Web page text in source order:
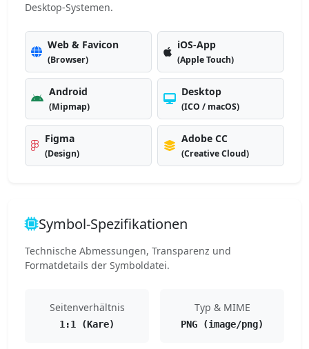
Desktop-Systemen.
Web & Favicon
(Browser)
iOS-App
(Apple Touch)
Android
(Mipmap)
Desktop
(ICO / macOS)
Figma
(Design)
Adobe CC
(Creative Cloud)
Symbol-Spezifikationen
Technische Abmessungen, Transparenz und
Formatdetails der Symboldatei.
Seitenverhältnis
1:1 (Kare)
Typ & MIME
PNG (image/png)